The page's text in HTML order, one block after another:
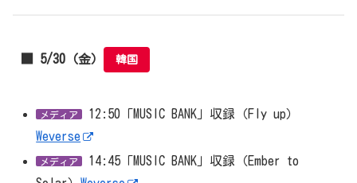
■ 5/30（金） 韓国
メディア
12:50「MUSIC BANK」収録（Fly up）
Weverse
メディア
14:45「MUSIC BANK」収録（Ember to